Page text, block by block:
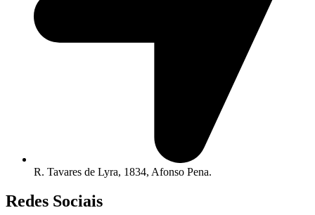
R. Tavares de Lyra, 1834, Afonso Pena.
Redes Sociais